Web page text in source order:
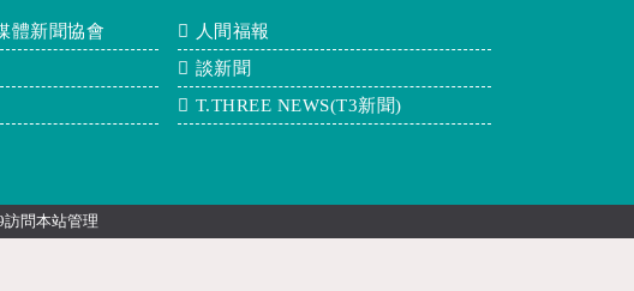
體新聞協會
人間福報
談新聞
T.THREE NEWS(T3新聞)
訪問本站管理